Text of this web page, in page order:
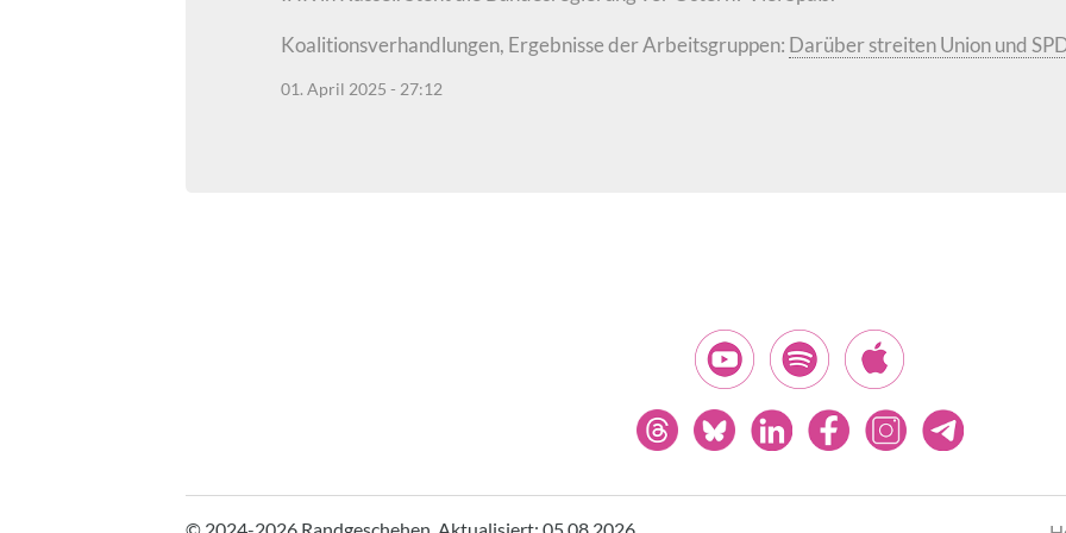
Koalitionsverhandlungen, Ergebnisse der Arbeitsgruppen: Darüber streiten Union und
01. April 2025 - 27:12